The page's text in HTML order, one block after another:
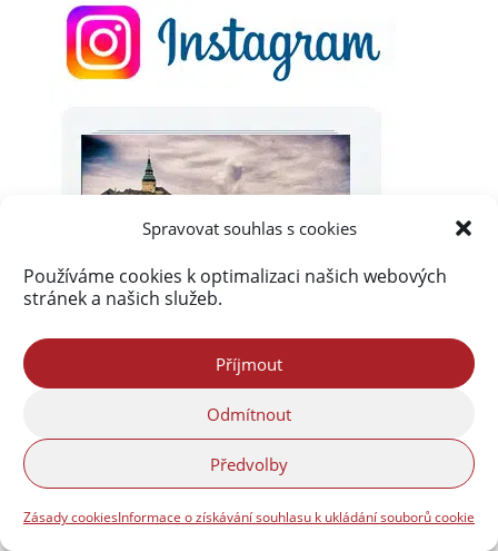
Spravovat souhlas s cookies
Používáme cookies k optimalizaci našich webových
stránek a našich služeb.
Příjmout
Odmítnout
Předvolby
Zásady cookiesInformace o získávání souhlasu k ukládání souborů cookie